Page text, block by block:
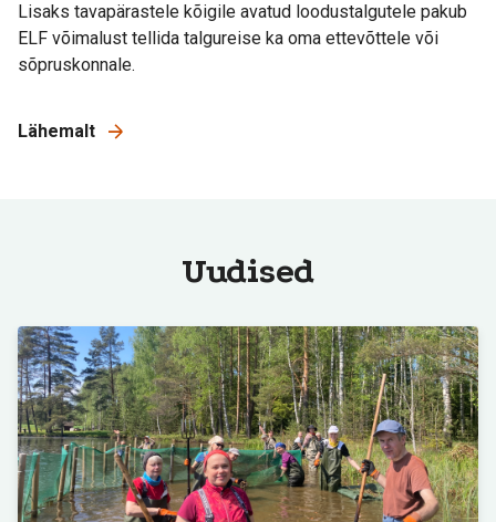
Lisaks tavapärastele kõigile avatud loodustalgutele pakub
ELF võimalust tellida talgureise ka oma ettevõttele või
sõpruskonnale.
Lähemalt
Uudised